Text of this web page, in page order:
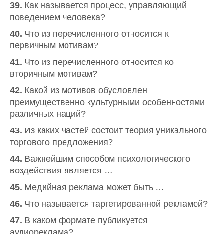
39. Как называется процесс, управляющий
поведением человека?
40. Что из перечисленного относится к
первичным мотивам?
41. Что из перечисленного относится ко
вторичным мотивам?
42. Какой из мотивов обусловлен
преимущественно культурными особенностями
различных наций?
43. Из каких частей состоит теория уникального
торгового предложения?
44. Важнейшим способом психологического
воздействия является …
45. Медийная реклама может быть …
46. Что называется таргетированной рекламой?
47. В каком формате публикуется
аудиореклама?